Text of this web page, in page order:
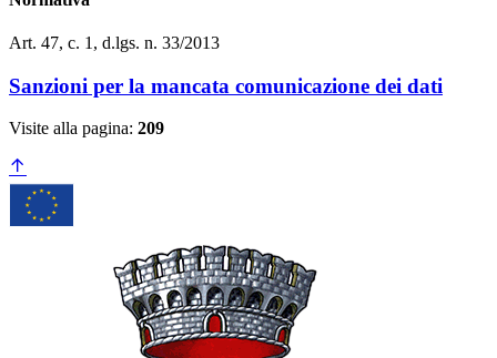
Art. 47, c. 1, d.lgs. n. 33/2013
Sanzioni per la mancata comunicazione dei dati
Visite alla pagina: 209